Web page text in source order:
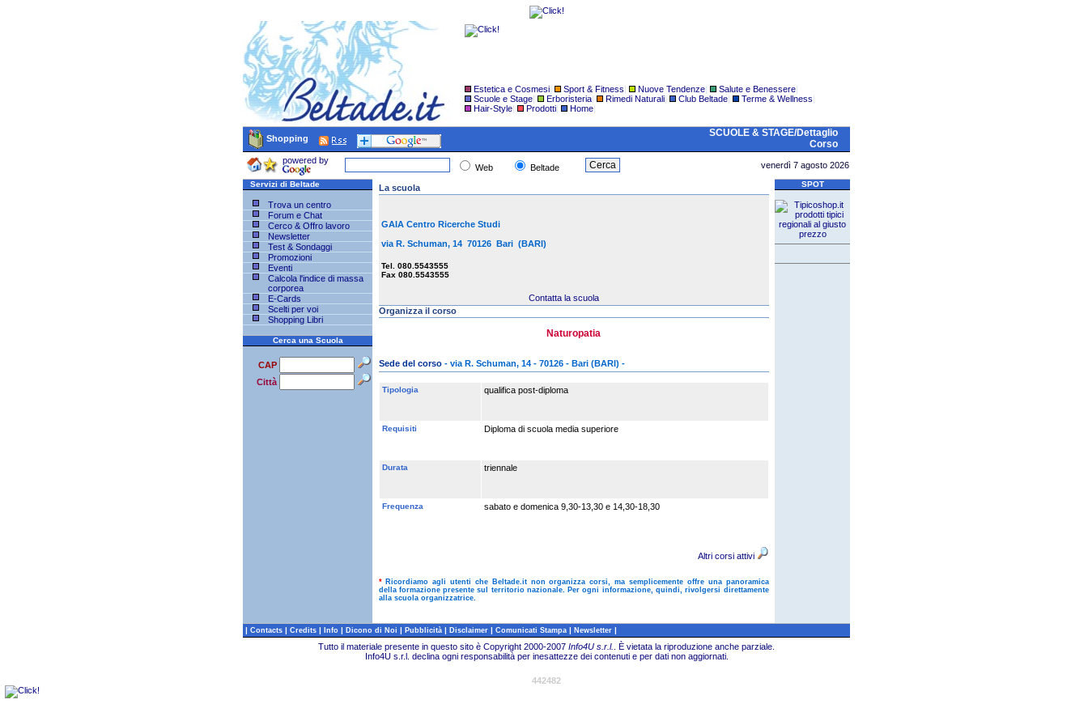
Estetica e Cosmesi| Sport & Fitness| Nuove Tendenze| Salute e Benessere|
Scuole e Stage| Erboristeria| Rimedi Naturali| Club Beltade| Terme & Wellness|
Hair-Style| Prodotti| Home|
Shopping
SCUOLE & STAGE/Dettaglio
Corso
powered by
Web Beltade venerdì 7 agosto 2026
Servizi di Beltade
Trova un centro
Forum e Chat
Cerco & Offro lavoro
Newsletter
Test & Sondaggi
Promozioni
Eventi
Calcola l'indice di massa
corporea
E-Cards
Scelti per voi
Shopping Libri
Cerca una Scuola
CAP
Città
La scuola
GAIA Centro Ricerche Studi
via R. Schuman, 14 70126 Bari (BARI)
Tel. 080.5543555
Fax 080.5543555
Contatta la scuola
Organizza il corso
Naturopatia
Sede del corso- via R. Schuman, 14 - 70126 - Bari (BARI) -
Tipologia qualifica post-diploma
Requisiti Diploma di scuola media superiore
Durata triennale
Frequenza sabato e domenica 9,30-13,30 e 14,30-18,30
Altri corsi attivi
* Ricordiamo agli utenti che Beltade.it non organizza corsi, ma semplicemente offre una panoramica
della formazione presente sul territorio nazionale. Per ogni informazione, quindi, rivolgersi direttamente
alla scuola organizzatrice.
SPOT
| Contacts | Credits | Info | Dicono di Noi | Pubblicità | Disclaimer | Comunicati Stampa | Newsletter |
Tutto il materiale presente in questo sito è Copyright 2000-2007 Info4U s.r.l.
È vietata la riproduzione anche parziale.
Info4U s.r.l. declina ogni responsabilità per inesattezze dei contenuti e per dati non aggiornati.
442482